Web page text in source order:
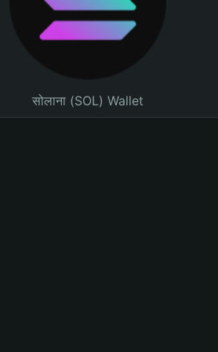
सोलाना (SOL) Wallet